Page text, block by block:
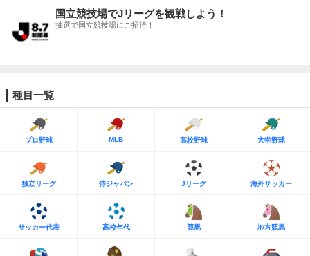
国立競技場でJリーグを観戦しよう！
抽選で国立競技場にご招待！
種目一覧
プロ野球 MLB 高校野球 大学野球
独立リーグ 侍ジャパン Jリーグ 海外サッカー
サッカー代表 高校年代 競馬 地方競馬